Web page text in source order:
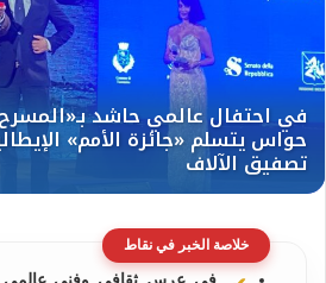
خلاصة الخبر في نقاط
في عرس ثقافي وفني عالمي